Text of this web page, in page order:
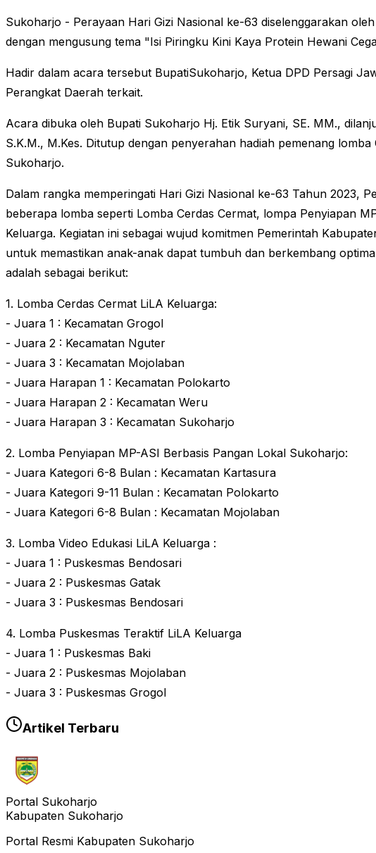
Sukoharjo - Perayaan Hari Gizi Nasional ke-63 diselenggarakan
dengan mengusung tema "Isi Piringku Kini Kaya Protein Hewani
Hadir dalam acara tersebut BupatiSukoharjo, Ketua DPD Persagi
Perangkat Daerah terkait.
Acara dibuka oleh Bupati Sukoharjo Hj. Etik Suryani, SE. MM.,
S.K.M., M.Kes. Ditutup dengan penyerahan hadiah pemenang
Sukoharjo.
Dalam rangka memperingati Hari Gizi Nasional ke-63 Tahun 2023,
beberapa lomba seperti Lomba Cerdas Cermat, lompa Penyiapan
Keluarga. Kegiatan ini sebagai wujud komitmen Pemerintah
untuk memastikan anak-anak dapat tumbuh dan berkembang
adalah sebagai berikut:
1. Lomba Cerdas Cermat LiLA Keluarga:
- Juara 1 : Kecamatan Grogol
- Juara 2 : Kecamatan Nguter
- Juara 3 : Kecamatan Mojolaban
- Juara Harapan 1 : Kecamatan Polokarto
- Juara Harapan 2 : Kecamatan Weru
- Juara Harapan 3 : Kecamatan Sukoharjo
2. Lomba Penyiapan MP-ASI Berbasis Pangan Lokal Sukoharjo:
- Juara Kategori 6-8 Bulan : Kecamatan Kartasura
- Juara Kategori 9-11 Bulan : Kecamatan Polokarto
- Juara Kategori 6-8 Bulan : Kecamatan Mojolaban
3. Lomba Video Edukasi LiLA Keluarga :
- Juara 1 : Puskesmas Bendosari
- Juara 2 : Puskesmas Gatak
- Juara 3 : Puskesmas Bendosari
4. Lomba Puskesmas Teraktif LiLA Keluarga
- Juara 1 : Puskesmas Baki
- Juara 2 : Puskesmas Mojolaban
- Juara 3 : Puskesmas Grogol
Artikel Terbaru
Portal Sukoharjo
Kabupaten Sukoharjo
Portal Resmi Kabupaten Sukoharjo